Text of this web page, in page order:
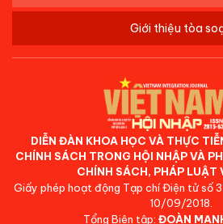
Giới thiệu tòa
DIỄN ĐÀN KHOA HỌC VÀ THỰC
CHÍNH SÁCH TRONG HỘI NHẬP VÀ
CHÍNH SÁCH, PHÁP LUẬT
Giấy phép hoạt động Tạp chí Điện tử số
10/09/2018.
Tổng Biên tập: ĐOÀN